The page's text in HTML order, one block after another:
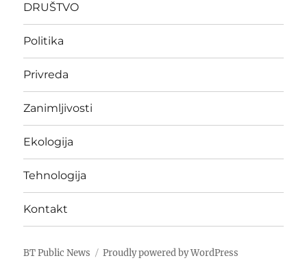
DRUŠTVO
Politika
Privreda
Zanimljivosti
Ekologija
Tehnologija
Kontakt
BT Public News Proudly powered by WordPress